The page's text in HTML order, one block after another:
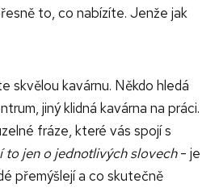
to, co nabízíte. Jenže jak
skvělou kavárnu. Někdo hledá
jiný klidná kavárna na práci.
fráze, které vás spojí s
to jen o jednotlivých slovech- je
přemýšlejí a co skutečně